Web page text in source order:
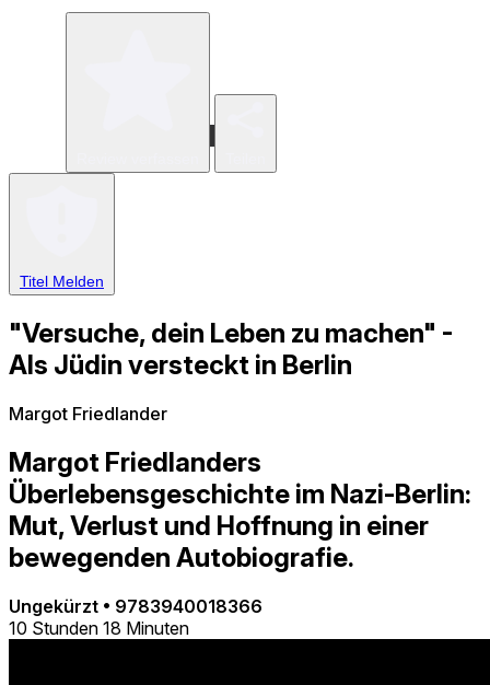
Titel Melden
"Versuche, dein Leben zu machen" -
Als Jüdin versteckt in Berlin
Margot Friedlander
Margot Friedlanders
Überlebensgeschichte im Nazi-Berlin:
Mut, Verlust und Hoffnung in einer
bewegenden Autobiografie.
Ungekürzt • 9783940018366
10 Stunden 18 Minuten